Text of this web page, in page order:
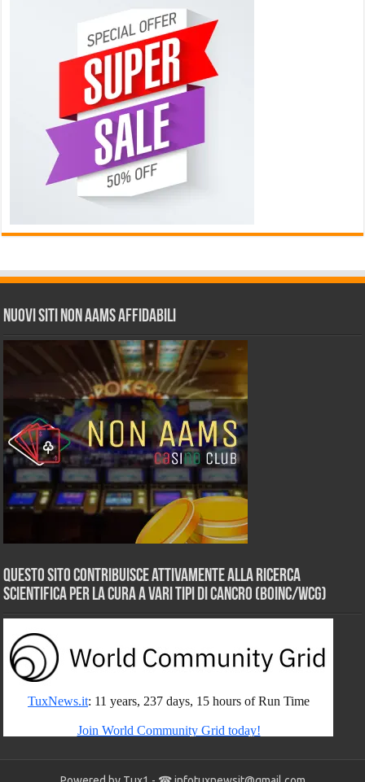
Nuovi siti non AAMS affidabili
Questo sito contribuisce attivamente alla ricerca
scientifica per la cura a vari tipi di Cancro (BOINC/WCG)